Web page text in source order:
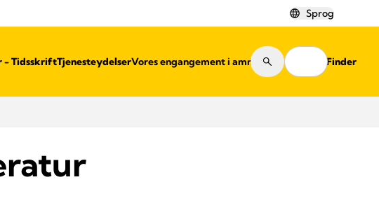
Sprog
- TidsskriftTjenesteydelserVores engangement i amning Shop Finder